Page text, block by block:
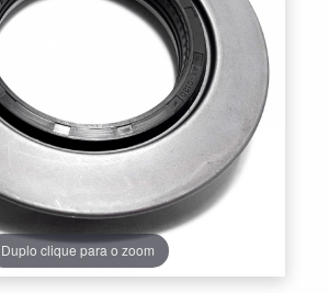
Duplo clique para o zoom